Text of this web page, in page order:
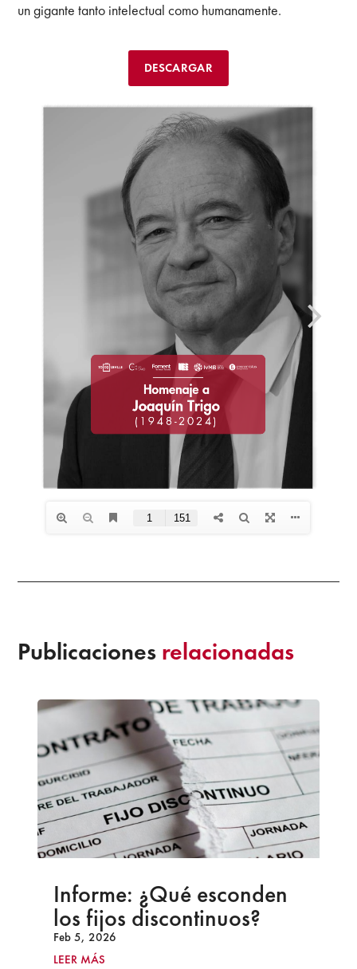
un gigante tanto intelectual como humanamente.
DESCARGAR
Publicaciones relacionadas
Informe: ¿Qué esconden
los fijos discontinuos?
Feb 5, 2026
LEER MÁS